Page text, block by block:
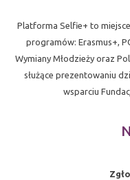
Platforma Selfie+ to
programów: Erasmus+,
Wymiany Młodzieży oraz
służące prezentowaniu
wsparciu